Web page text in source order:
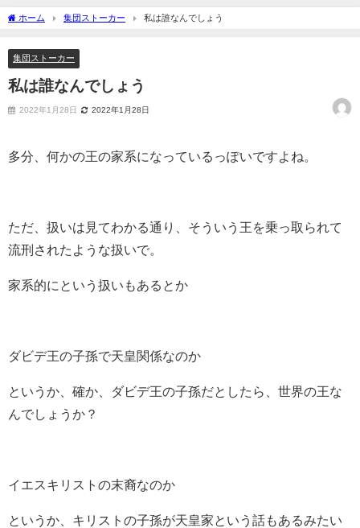
ホーム 集団ストーカー 私は誰なんでしょう
集団ストーカー
私は誰なんでしょう
2022年1月28日 2022年1月28日
多分、何かの王の家系になっているっぽいですよね。
ただ、扱いは見てわかる通り、そういう王を乗っ取られて
流刑されたような扱いで。
家系的にという扱いもあるとか
ダビデ王の子孫で天皇関係なのか
というか、確か、ダビデ王の子孫だとしたら、世界の王な
んでしょうか？
イエスキリストの末裔なのか
というか、キリストの子孫が天皇家という話もあるみたい